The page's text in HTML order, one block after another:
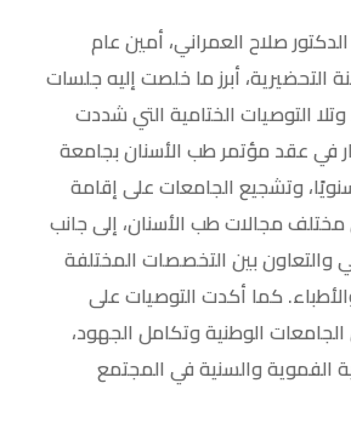
صلاح العمراني، أمين عام
التحضيرية، أبرز ما خلصت إليه جلسات
التوصيات الختامية التي شددت
في عقد مؤتمر طب الأسنان بجامعة
وتشجيع الجامعات على إقامة
مجالات طب الأسنان، إلى جانب
والتعاون بين التخصصات المختلفة
كما أكدت التوصيات على
الوطنية وتكامل الجهود،
الفموية والسنية في المجتمع